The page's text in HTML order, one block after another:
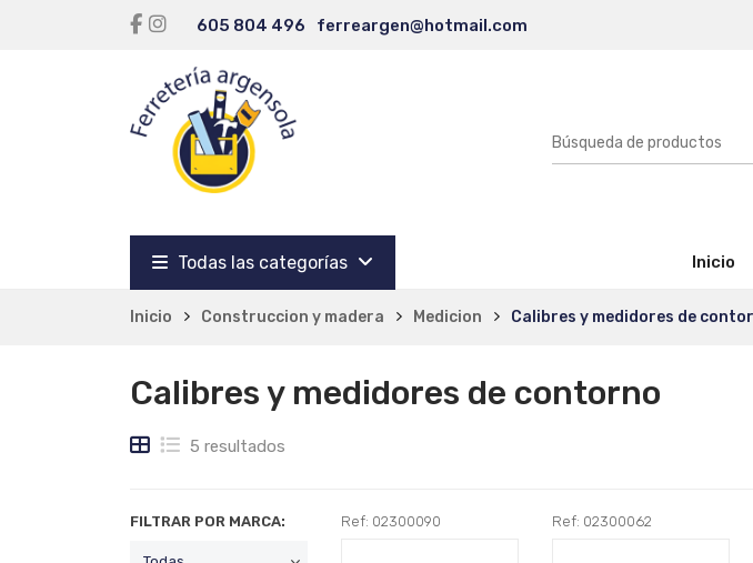
605 804 496 ferreargen@hotmail.com
Todas las categorías Inicio
Inicio Construccion y madera Medicion Calibres y medidores de
Calibres y medidores de contorno
5 resultados
FILTRAR POR MARCA: Ref: 02300090 Ref: 02300062